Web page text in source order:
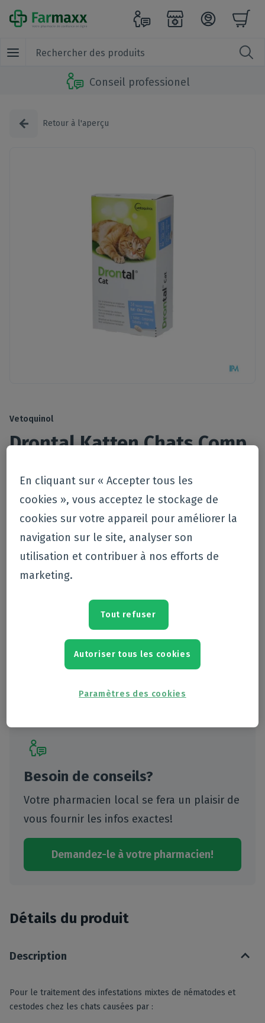
Conseil professionel
Retour à l'aperçu
Vetoquinol
Drontal Katten Chats Comp
,00
Livraison gratuite à partir de €39
Enlèvement gratuit dans votre pharmacie locale
Commandé avant 12h, expédié le jour-même
Prix identique aux autres pharmacies
Besoin de conseils?
Votre pharmacien local se fera un plaisir de
vous fournir les infos exactes!
Demandez-le à votre pharmacien!
Détails du produit
Description
Pour le traitement des infestations mixtes de nématodes et
cestodes chez les chats causées par :
En cliquant sur « Accepter tous les
cookies », vous acceptez le stockage de
cookies sur votre appareil pour améliorer la
navigation sur le site, analyser son
utilisation et contribuer à nos efforts de
marketing.
Tout refuser
Autoriser tous les cookies
Paramètres des cookies